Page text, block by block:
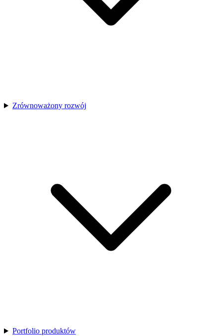
Zrównoważony rozwój
Portfolio produktów